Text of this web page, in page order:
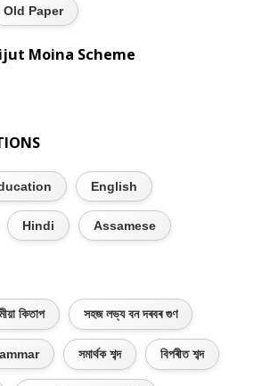
Old Paper
Moina Scheme
English
Hindi Assamese
কিতাপ সহজ লভ্য বন দৰবৰ গুণ
সমাৰ্থক শব্দ বিপৰীত শব্দ